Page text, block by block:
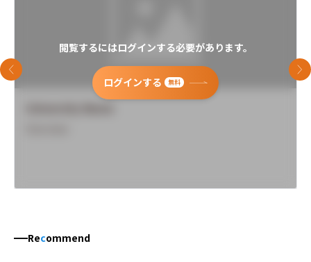
閲覧するにはログインする必要があります。
ログインする 無料
前のスライド 次
Recommend